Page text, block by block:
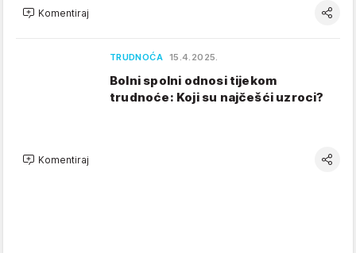
Komentiraj
TRUDNOĆA 15.4.2025.
Bolni spolni odnosi tijekom
trudnoće: Koji su najčešći uzroci?
Komentiraj